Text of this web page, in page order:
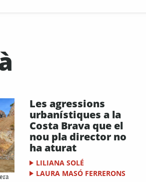
Les agressions
urbanístiques a la
Costa Brava que el
nou pla director no
ha aturat
LILIANA SOLÉ
LAURA MASÓ FERRERONS